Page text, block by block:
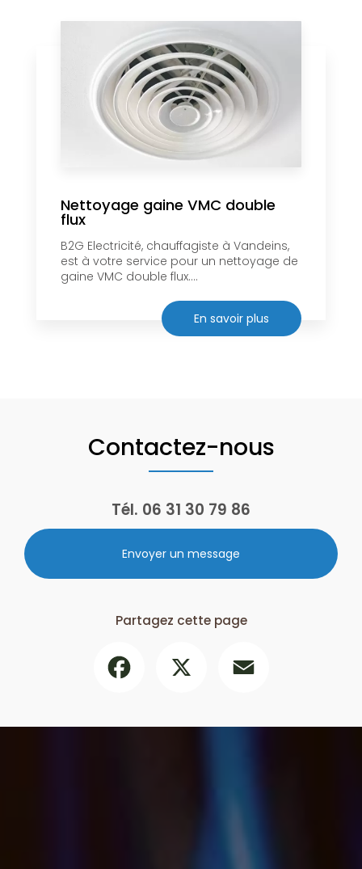
Nettoyage gaine VMC double
flux
B2G Electricité, chauffagiste à Vandeins,
est à votre service pour un nettoyage de
gaine VMC double flux....
En savoir plus
Contactez-nous
Tél. 06 31 30 79 86
Envoyer un message
Partagez cette page